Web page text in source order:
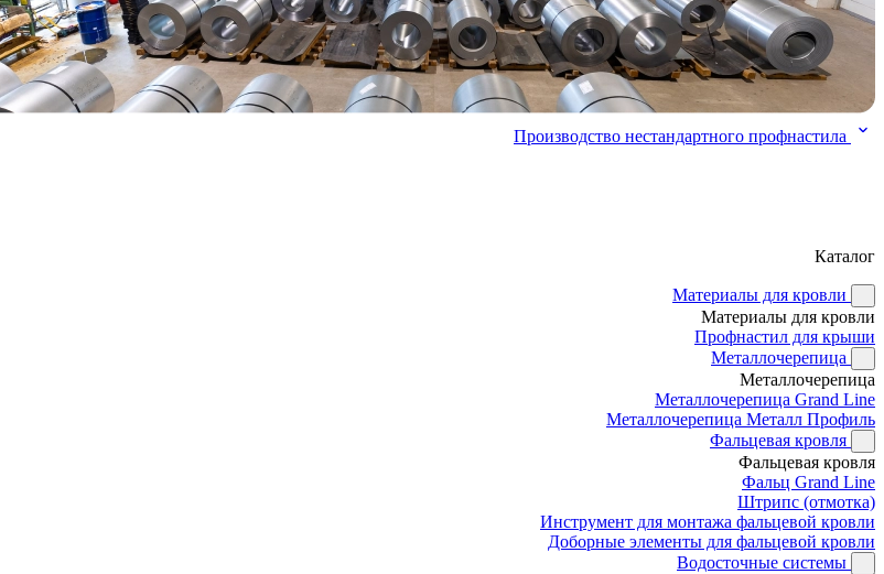
Производство нестандартного профнастила
Каталог
Материалы для кровли
Материалы для кровли
Профнастил для крыши
Металлочерепица
Металлочерепица
Металлочерепица Grand Line
Металлочерепица Металл Профиль
Фальцевая кровля
Фальцевая кровля
Фальц Grand Line
Штрипс (отмотка)
Инструмент для монтажа фальцевой кровли
Доборные элементы для фальцевой кровли
Водосточные системы